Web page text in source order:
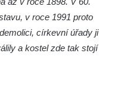
Lužice
v roce 1991 proto
církevní úřady ji
a kostel zde tak stojí